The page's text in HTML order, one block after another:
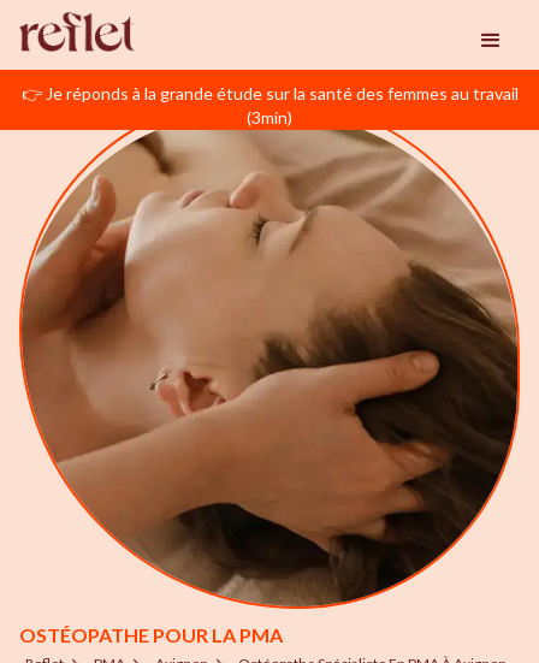
👉 Je réponds à la grande étude sur la santé des femmes au travail
(3min)
OSTÉOPATHE POUR LA PMA